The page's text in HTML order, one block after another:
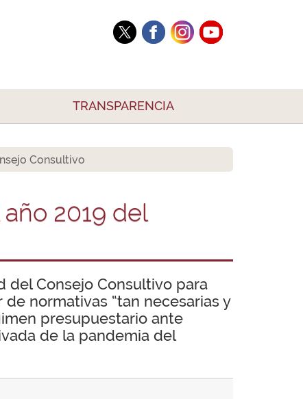
TRANSPARENCIA
Consultivo
2019 del
del Consejo Consultivo para
normativas “tan necesarias y
presupuestario ante
de la pandemia del